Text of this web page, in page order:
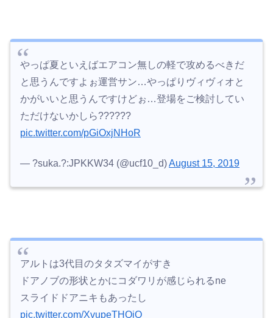
やっぱ夏といえばエアコン無しの軽で攻めるべきだ
と思うんですよぉ運営サン…やっぱりヴィヴィオと
かがいいと思うんですけどぉ…登場をご検討してい
ただけないかしら??????
pic.twitter.com/pGiOxjNHoR
— ?suka.?:JPKKW34 (@ucf10_d)August 15, 2019
アルトは3代目のタタズマイがすき
ドアノブの形状とかにコダワリが感じられるne
スライドドアニキもあったし
pic.twitter.com/XvupeTHQiQ